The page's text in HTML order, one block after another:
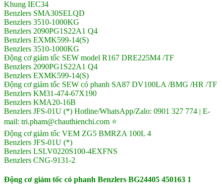
Khung IEC34
Benzlers SMA30SELQD
Benzlers 3510-1000KG
Benzlers 2090PG1S22A1 Q4
Benzlers EXMK599-14(S)
Benzlers 3510-1000KG
Động cơ giảm tốc SEW model R167 DRE225M4 /TF
Benzlers 2090PG1S22A1 Q4
Benzlers EXMK599-14(S)
Động cơ giảm tốc SEW có phanh SA87 DV100LA /BMG /HR /TF
Benzlers KM31-474-67X190
Benzlers KMA20-16B
Benzlers JFS-01U (*) Hotline/WhatsApp/Zalo: 0901 327 774 | E-
mail: tri.pham@chauthienchi.com ⭐
Động cơ giảm tốc VEM ZG5 BMRZA 100L 4
Benzlers JFS-01U (*)
Benzlers LSLV0220S100-4EXFNS
Benzlers CNG-9131-2
Động cơ giảm tốc có phanh Benzlers BG24405 450163 1